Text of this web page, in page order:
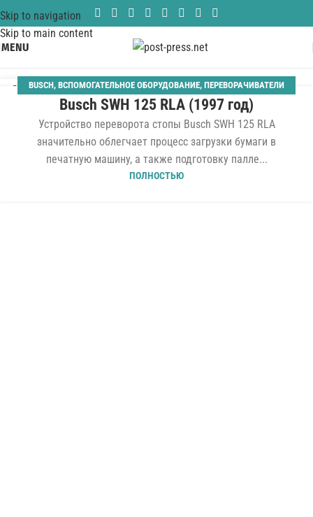
Skip to navigation
Skip to main content
MENU
31 BUSCH, ВСПОМОГАТЕЛЬНОЕ ОБОРУДОВАНИЕ, ПЕРЕВОРАЧИВАТЕЛИ
,ПЕРИФЕРИЙНОЕ ОБОРУДОВАНИЕ,ПРОЧЕЕ ,УСТРОЙСТВА
ПЕРЕВОРОТА СТОПЫ
Busch SWH 125 RLA (1997 год)
Устройство переворота стопы Busch SWH 125 RLA
значительно облегчает процесс загрузки бумаги в
печатную машину, а также подготовку палле...
ПОЛНОСТЬЮ